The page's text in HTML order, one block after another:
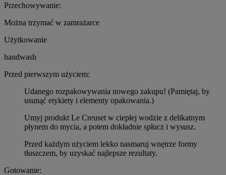
Przechowywanie:
Można trzymać w zamrażarce
Użytkowanie
handwash
Przed pierwszym użyciem:
Udanego rozpakowywania nowego zakupu! (Pamiętaj, by
usunąć etykiety i elementy opakowania.)
Umyj produkt Le Creuset w ciepłej wodzie z delikatnym
płynem do mycia, a potem dokładnie spłucz i wysusz.
Przed każdym użyciem lekko nasmaruj wnętrze formy
tłuszczem, by uzyskać najlepsze rezultaty.
Gotowanie: